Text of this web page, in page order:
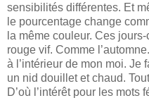
sensibilités différentes. Et
le pourcentage change
la même couleur. Ces
rouge vif. Comme
à l’intérieur de mon moi. Je
un nid douillet et chaud.
D’où l’intérêt pour les mots